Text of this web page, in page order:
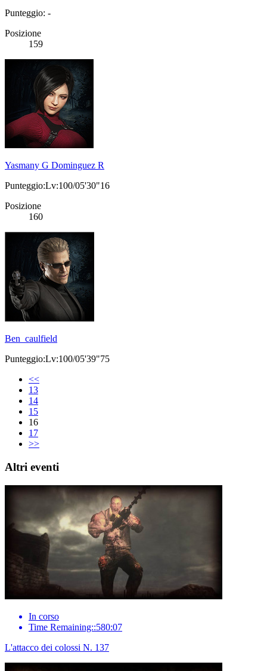
Punteggio: -
Posizione
159
Yasmany G Dominguez R
Punteggio:Lv:100/05'30"16
Posizione
160
Ben_caulfield
Punteggio:Lv:100/05'39"75
<<
13
14
15
16
17
>>
Altri eventi
In corso
Time Remaining::580:07
L'attacco dei colossi N. 137